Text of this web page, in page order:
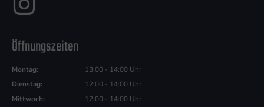
Öffnungszeiten
Montag:
13:00 - 14:00 Uhr
Dienstag:
12:00 - 14:00 Uhr
Mittwoch:
12:00 - 14:00 Uhr